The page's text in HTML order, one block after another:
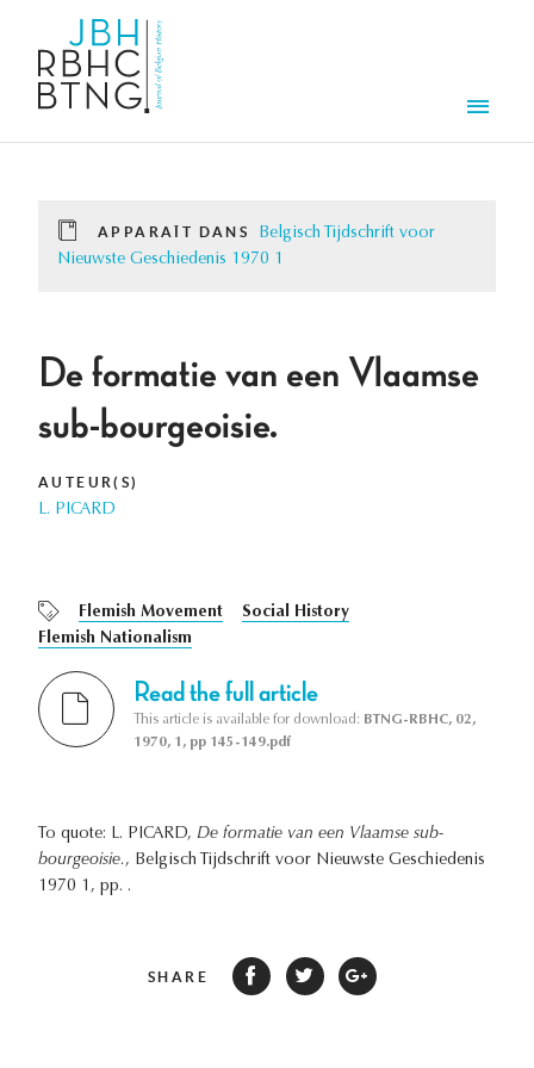
APPARAÎT DANS
Belgisch Tijdschrift voor
Nieuwste Geschiedenis 1970 1
De formatie van een Vlaamse
sub-bourgeoisie.
AUTEUR(S)
L. PICARD
Flemish Movement
Social History
Flemish Nationalism
Read the full article
This article is available for download: BTNG-RBHC, 02,
1970, 1, pp 145-149.pdf
To quote: L. PICARD, De formatie van een Vlaamse sub-
bourgeoisie., Belgisch Tijdschrift voor Nieuwste Geschiedenis
1970 1, pp. .
SHARE